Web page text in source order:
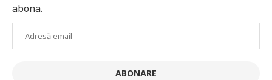
abona.
Adresă
ABONARE